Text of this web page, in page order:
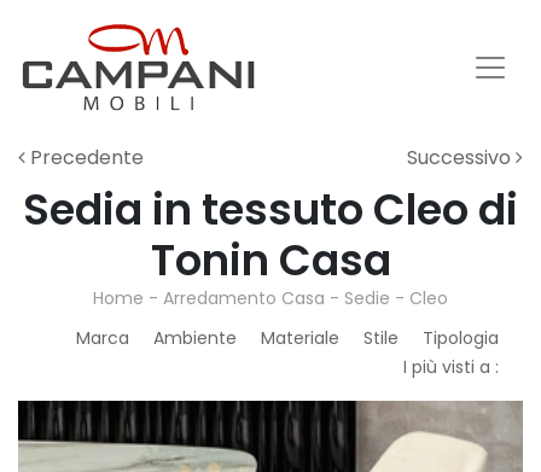
Precedente Successivo
Sedia in tessuto Cleo di
Tonin Casa
Home - Arredamento Casa - Sedie - Cleo
Marca
Ambiente Materiale Stile
Tipologia
I più visti a :